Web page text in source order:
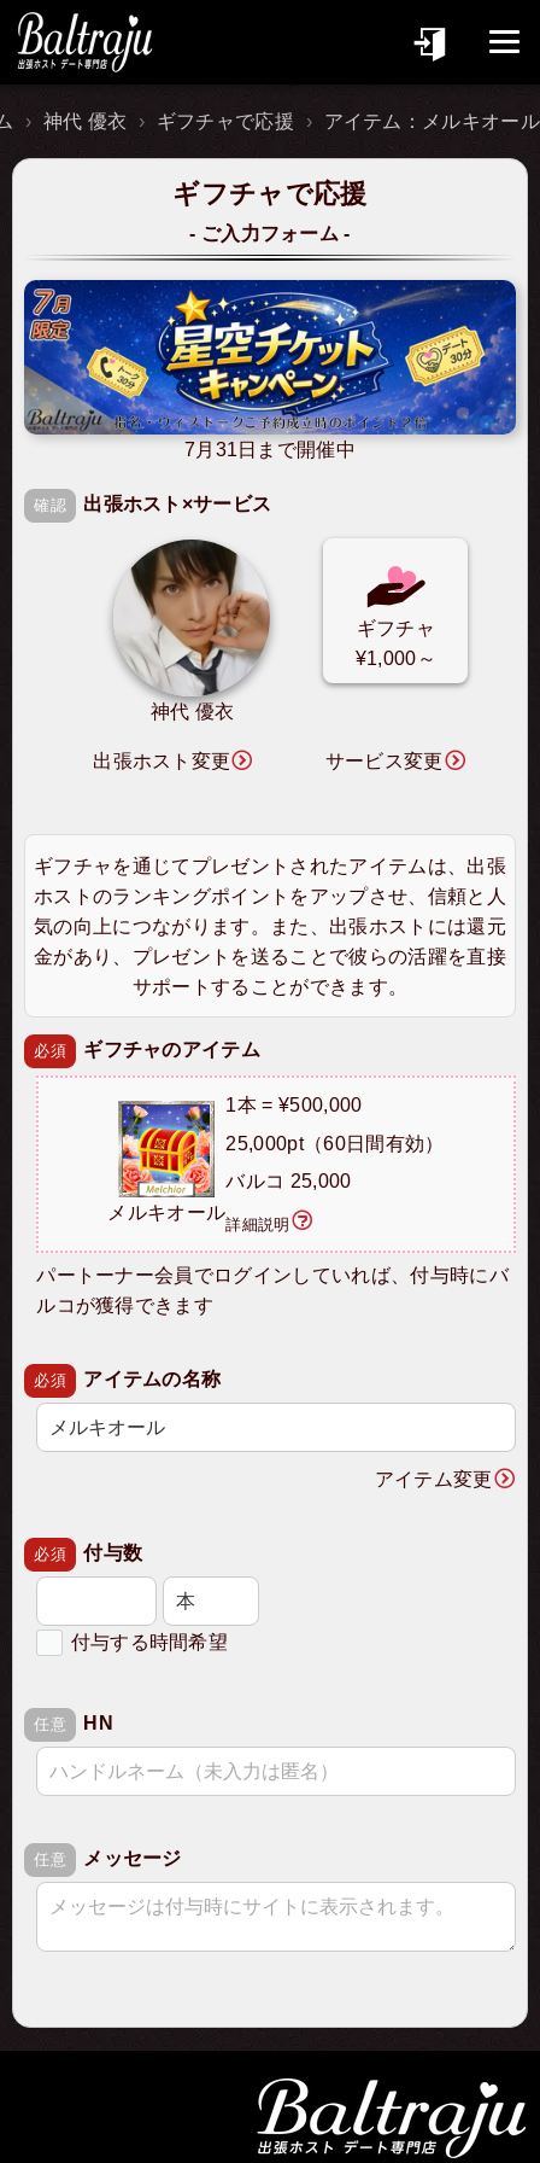
神代 優衣 ギフチャで応援 アイテム：メルキオール
ギフチャで応援
ご入力フォーム
7月31日まで開催中
確認 出張ホスト×サービス
神代 優衣
ギフチャ
¥1,000～
出張ホスト変更 サービス変更
ギフチャを通じてプレゼントされたアイテムは、出張
ホストのランキングポイントをアップさせ、信頼と人
気の向上につながります。また、出張ホストには還元
金があり、プレゼントを送ることで彼らの活躍を直接
サポートすることができます。
必須 ギフチャのアイテム
メルキオール
1本 = ¥500,000
25,000pt（60日間有効）
バルコ 25,000
詳細説明
パートーナー会員でログインしていれば、付与時にバ
ルコが獲得できます
必須 アイテムの名称
アイテム変更
必須 付与数
付与する時間希望
必須 希望の付与時間
任意 HN
任意 メッセージ
ご注文に関するご入力